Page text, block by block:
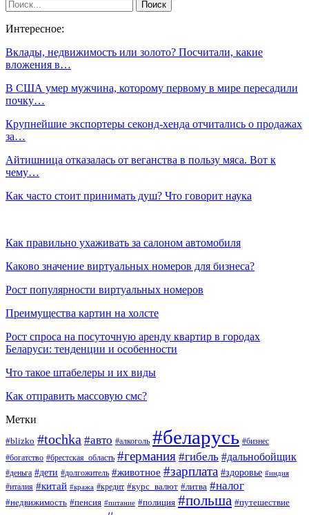
Интересное:
Вклады, недвижимость или золото? Посчитали, какие
вложения в…
В США умер мужчина, которому первому в мире пересадили
почку…
Крупнейшие экспортеры секонд-хенда отчитались о продажах
за…
Айтишница отказалась от веганства в пользу мяса. Вот к
чему…
Как часто стоит принимать душ? Что говорит наука
Как правильно ухаживать за салоном автомобиля
Каково значение виртуальных номеров для бизнеса?
Рост популярности виртуальных номеров
Преимущества картин на холсте
Рост спроса на посуточную аренду квартир в городах
Беларуси: тенденции и особенности
Что такое штабелеры и их виды
Как отправить массовую смс?
Метки
#blizko #tochka #авто #алкоголь #беларусь #бизнес
#богатство #брестская_область #германия #гибель #дальнобойщик
#деньга #дети #долгожитель #животное #зарплата #здоровье #индия
#италия #китай #кража #кредит #курс_валют #литва #налог
#недвижимость #пенсия #питание #полиция #польша #путешествие